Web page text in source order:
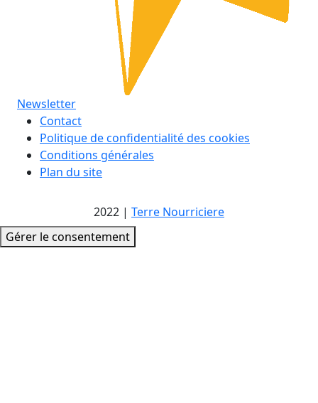
Newsletter
Contact
Politique de confidentialité des cookies
Conditions générales
Plan du site
2022 | Terre Nourriciere
Gérer le consentement